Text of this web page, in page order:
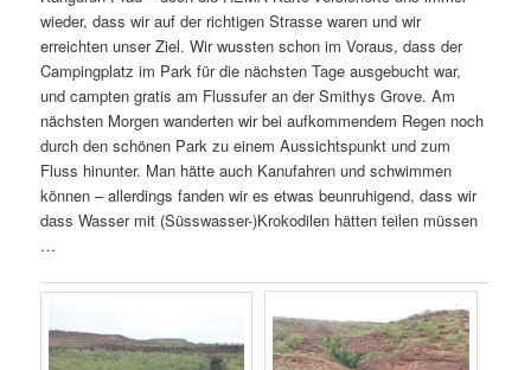
wieder, dass wir auf der richtigen Strasse waren und wir
erreichten unser Ziel. Wir wussten schon im Voraus, dass der
Campingplatz im Park für die nächsten Tage ausgebucht war,
und campten gratis am Flussufer an der Smithys Grove. Am
nächsten Morgen wanderten wir bei aufkommendem Regen noch
durch den schönen Park zu einem Aussichtspunkt und zum
Fluss hinunter. Man hätte auch Kanufahren und schwimmen
können – allerdings fanden wir es etwas beunruhigend, dass wir
dass Wasser mit (Süsswasser-)Krokodilen hätten teilen müssen
…